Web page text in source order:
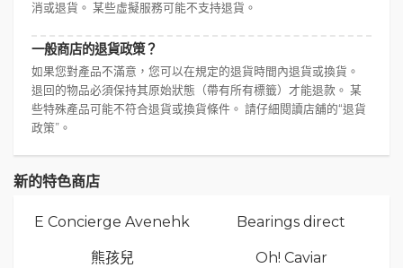
消或退貨。 某些虛擬服務可能不支持退貨。
一般商店的退貨政策？
如果您對產品不滿意，您可以在規定的退貨時間內退貨或換貨。
退回的物品必須保持其原始狀態（帶有所有標籤）才能退款。 某
些特殊產品可能不符合退貨或換貨條件。 請仔細閱讀店舖的“退貨
政策”。
新的特色商店
E Concierge Avenehk Bearings direct
熊孩兒 Oh! Caviar